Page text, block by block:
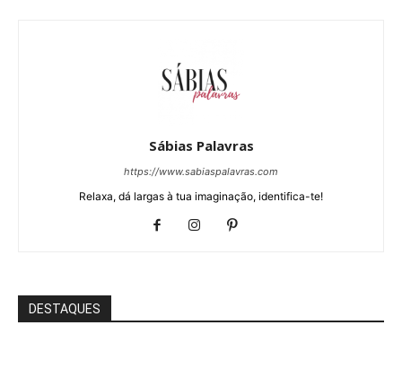
Sábias Palavras
https://www.sabiaspalavras.com
Relaxa, dá largas à tua imaginação, identifica-te!
DESTAQUES